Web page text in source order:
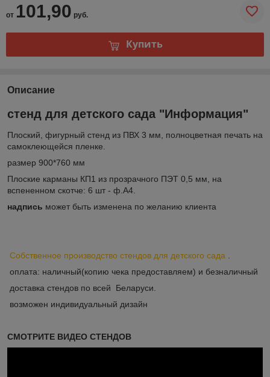
от 101,90 руб.
Купить
Описание
стенд для детского сада "Информация"
Плоский, фигурный стенд из ПВХ 3 мм, полноцветная печать на
самоклеющейся пленке.
размер 900*760 мм
Плоские карманы КП1 из прозрачного ПЭТ 0,5 мм, на
вспененном скотче: 6 шт - ф.А4.
надпись может быть изменена по желанию клиента
Собственное производство стендов для детского сада .
оплата: наличный(копию чека предоставляем) и безналичный
доставка стендов по всей Беларуси.
возможен индивидуальный дизайн
СМОТРИТЕ ВИДЕО СТЕНДОВ